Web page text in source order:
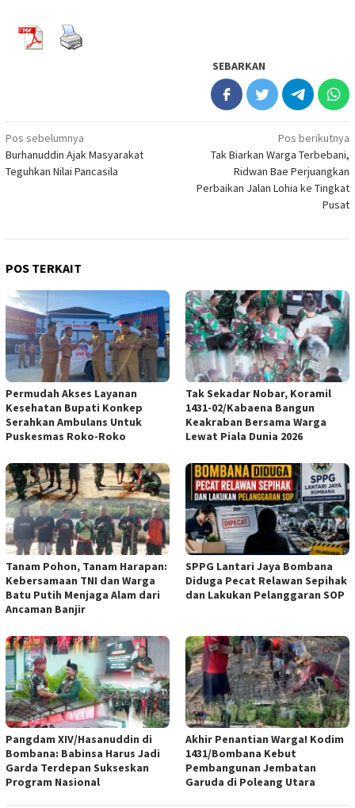
SEBARKAN
Navigasi
pos
Pos sebelumnya
Burhanuddin Ajak Masyarakat
Teguhkan Nilai Pancasila
Pos berikutnya
Tak Biarkan Warga Terbebani,
Ridwan Bae Perjuangkan
Perbaikan Jalan Lohia ke Tingkat
Pusat
POS TERKAIT
Permudah Akses Layanan
Kesehatan Bupati Konkep
Serahkan Ambulans Untuk
Puskesmas Roko-Roko
Tak Sekadar Nobar, Koramil
1431-02/Kabaena Bangun
Keakraban Bersama Warga
Lewat Piala Dunia 2026
Tanam Pohon, Tanam Harapan:
Kebersamaan TNI dan Warga
Batu Putih Menjaga Alam dari
Ancaman Banjir
SPPG Lantari Jaya Bombana
Diduga Pecat Relawan Sepihak
dan Lakukan Pelanggaran SOP
Pangdam XIV/Hasanuddin di
Bombana: Babinsa Harus Jadi
Garda Terdepan Sukseskan
Program Nasional
Akhir Penantian Warga! Kodim
1431/Bombana Kebut
Pembangunan Jembatan
Garuda di Poleang Utara